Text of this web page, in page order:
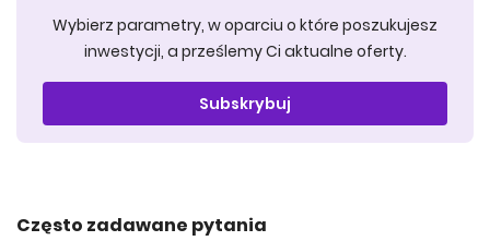
Wybierz parametry, w oparciu o które poszukujesz
inwestycji, a prześlemy Ci aktualne oferty.
Subskrybuj
Często zadawane pytania